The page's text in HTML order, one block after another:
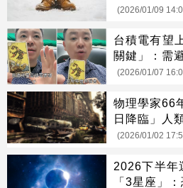
(2026/01/09
台積電有望
關鍵」：需
(2026/01/07
物理學家66
日降臨」人
(2026/01/02
2026下半年
「3星座」